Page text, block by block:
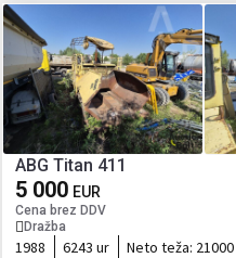
ABG Titan 411
5 000 EUR
Cena brez DDV
Dražba
1988 6243 ur Neto teža: